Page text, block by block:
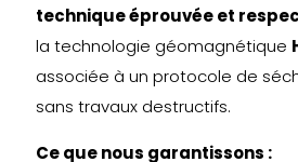
technique éprouvée et
la technologie géomagnétique
associée à un protocole de
sans travaux destructifs.
Ce que nous garantissons :